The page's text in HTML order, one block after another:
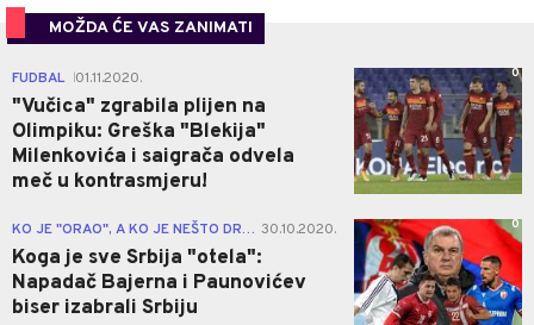
MOŽDA ĆE VAS ZANIMATI
FUDBAL 01.11.2020.
"Vučica" zgrabila plijen na
Olimpiku: Greška "Blekija"
Milenkovića i saigrača odvela
meč u kontrasmjeru!
0
KO JE "ORAO", A KO JE NEŠTO DRUGO? 30.10.2020.
Koga je sve Srbija "otela":
Napadač Bajerna i Paunovićev
biser izabrali Srbiju
0